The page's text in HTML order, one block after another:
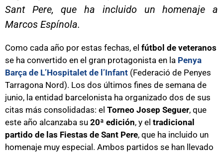
Sant Pere, que ha incluido un homenaje a
Marcos Espínola.
Como cada año por estas fechas, el fútbol de veteranos
se ha convertido en el gran protagonista en la Penya
Barça de L’Hospitalet de l’Infant (Federació de Penyes
Tarragona Nord). Los dos últimos fines de semana de
junio, la entidad barcelonista ha organizado dos de sus
citas más consolidadas: el Torneo Josep Seguer, que
este año alcanzaba su 20ª edición, y el tradicional
partido de las Fiestas de Sant Pere, que ha incluido un
homenaje muy especial. Ambos partidos se han llevado